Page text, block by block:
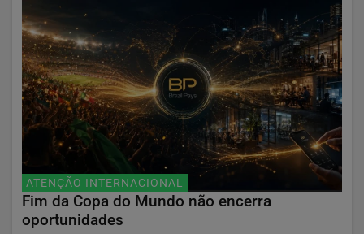
ATENÇÃO INTERNACIONAL
Fim da Copa do Mundo não encerra
oportunidades